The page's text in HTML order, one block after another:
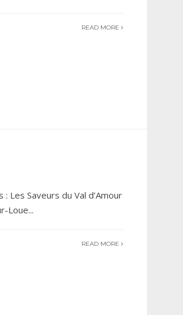
READ MORE
Les Saveurs du Val d’Amour
Loue...
READ MORE